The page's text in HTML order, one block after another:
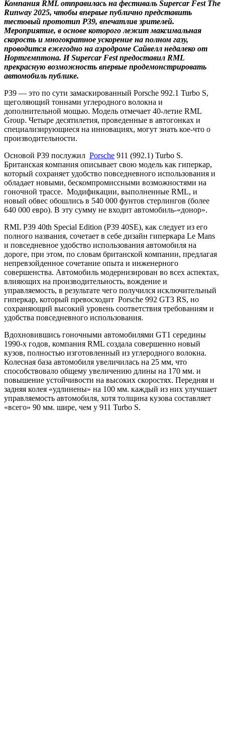
Компания RML отправилась на фестиваль Supercar Fest The
Runway 2025, чтобы впервые публично представить
тестовый прототип P39, впечатлив зрителей.
Мероприятие, в основе которого лежит максимальная
скорость и многократное ускорение на полном газу,
проводится ежегодно на аэродроме Сайвелл недалеко от
Нортгемптона. И Supercar Fest предоставил RML
прекрасную возможность впервые продемонстрировать
автомобиль публике.
P39 — это по сути замаскированный Porsche 992.1 Turbo S,
щеголяющий тоннами углеродного волокна и
дополнительной мощью. Модель отмечает 40-летие RML
Group. Четыре десятилетия, проведенные в автогонках и
специализирующиеся на инновациях, могут знать кое-что о
производительности.
Основой P39 послужил Porsche 911 (992.1) Turbo S.
Британская компания описывает свою модель как гиперкар,
который сохраняет удобство повседневного использования и
обладает новыми, бескомпромиссными возможностями на
гоночной трассе. Модификации, выполненные RML, и
новый обвес обошлись в 540 000 фунтов стерлингов (более
640 000 евро). В эту сумму не входит автомобиль-«донор».
RML P39 40th Special Edition (P39 40SE), как следует из его
полного названия, сочетает в себе дизайн гиперкара Le Mans
и повседневное удобство использования автомобиля на
дороге, при этом, по словам британской компании, предлагая
непревзойденное сочетание опыта и инженерного
совершенства. Автомобиль модернизирован во всех аспектах,
влияющих на производительность, вождение и
управляемость, в результате чего получился исключительный
гиперкар, который превосходит Porsche 992 GT3 RS, но
сохраняющий высокий уровень соответствия требованиям и
удобства повседневного использования.
Вдохновившись гоночными автомобилями GT1 середины
1990-х годов, компания RML создала совершенно новый
кузов, полностью изготовленный из углеродного волокна.
Колесная база автомобиля увеличилась на 25 мм, что
способствовало общему увеличению длины на 170 мм. и
повышение устойчивости на высоких скоростях. Передняя и
задняя колея «удлинены» на 100 мм. каждый из них улучшает
управляемость автомобиля, хотя толщина кузова составляет
«всего» 90 мм. шире, чем у 911 Turbo S.